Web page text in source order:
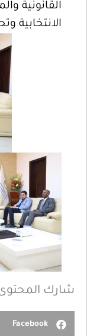
القانونية
الانتخابية
شارك
Facebook